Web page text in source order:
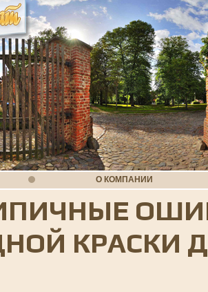
О КОМПАНИИ
КРАСКИ